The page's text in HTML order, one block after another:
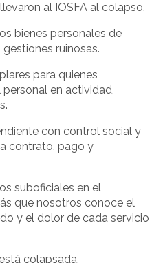
al IOSFA al colapso.
bienes personales de
ruinosas.
para quienes
en actividad,
con control social y
contrato, pago y
suboficiales en el
que nosotros conoce el
y el dolor de cada servicio
colapsada.